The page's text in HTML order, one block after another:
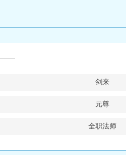
剑来
元尊
全职法师